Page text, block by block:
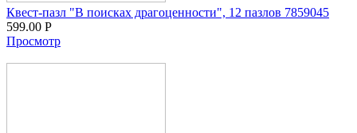
Квест-пазл "В поисках драгоценности", 12 пазлов 7859045
599.00 Р
Просмотр